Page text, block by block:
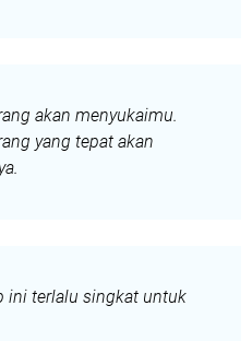
akan menyukaimu.
yang tepat akan
ini terlalu singkat untuk